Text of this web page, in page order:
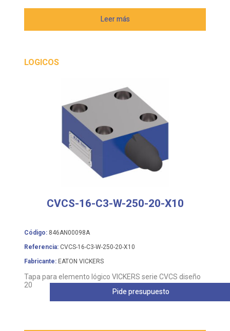
Leer más
LOGICOS
CVCS-16-C3-W-250-20-X10
Código: 846AN00098A
Referencia: CVCS-16-C3-W-250-20-X10
Fabricante: EATON VICKERS
Tapa para elemento lógico VICKERS serie CVCS diseño
20
Pide presupuesto